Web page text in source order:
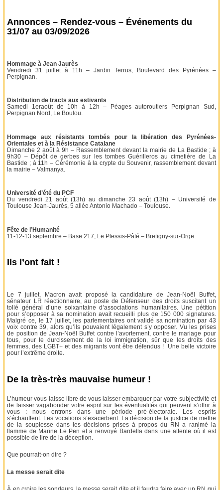
Annonces – Rendez-vous – Événements du
31/07 au 03/09/2026
Hommage à Jean Jaurès
Vendredi 31 juillet à 11h – Jardin Terrus, Boulevard des Pyrénées –
Perpignan.
Distribution de tracts aux estivants
Samedi 1eraoût de 10h à 12h – Péages autoroutiers Perpignan Sud,
Perpignan Nord, Le Boulou.
Hommage aux résistants tombés pour la libération des Pyrénées-
Orientales et à la Résistance Catalane
Dimanche 2 août à 9h – Rassemblement devant la mairie de La Bastide ; à
9h30 – Dépôt de gerbes sur les tombes Guérilleros au cimetière de La
Bastide ; à 11h – Cérémonie à la crypte du Souvenir, rassemblement devant
la mairie – Valmanya.
Université d’été du PCF
Du vendredi 21 août (13h) au dimanche 23 août (13h) – Université de
Toulouse Jean-Jaurès, 5 allée Antonio Machado – Toulouse.
Fête de l’Humanité
11-12-13 septembre – Base 217, Le Plessis-Pâté – Bretigny-sur-Orge.
Ils l’ont fait !
Le 7 juillet, Macron avait proposé la candidature de Jean-Noël Buffet,
sénateur LR réactionnaire, au poste de Défenseur des droits suscitant un
tollé général d’une soixantaine d’associations humanitaires. Une pétition
pour s’opposer à sa nomination avait recueilli plus de 150 000 signatures.
Malgré ce, le 17 juillet, les parlementaires ont validé sa nomination par 43
voix contre 39, alors qu’ils pouvaient légalement s’y opposer. Vu les prises
de position de Jean-Noël Buffet contre l’avortement, contre le mariage pour
tous, pour le durcissement de la loi immigration, sûr que les droits des
femmes, des LGBT+ et des migrants vont être défendus ! Une belle victoire
pour l’extrême droite.
De la très-très mauvaise humeur !
L’humeur vous laisse libre de vous laisser embarquer par votre subjectivité et
de laisser vagabonder votre esprit sur les éventualités qui peuvent s’offrir à
vous : nous entrons dans une période pré-électorale. Les esprits
s’échauffent. Les vocations s’exacerbent. La décision de la justice de mettre
de la souplesse dans les décisions prises à propos du RN a ranimé la
flamme de Marine Le Pen et a renvoyé Bardella dans une attente où il est
possible de lire de la déception.
Que pourrait-on dire ?
La messe serait dite